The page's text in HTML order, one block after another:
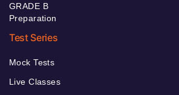
GRADE B
Preparation
Test Series
Mock Tests
Live Classes